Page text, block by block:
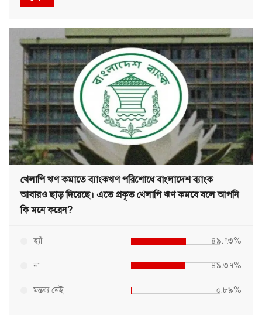
খেলাপি ঋণ কমাতে ব্যাংকঋণ পরিশোধে বাংলাদেশ ব্যাংক
আবারও ছাড় দিয়েছে। এতে প্রকৃত খেলাপি ঋণ কমবে বলে আপনি
কি মনে করেন?
হ্যাঁ ৪৯.৭৩%
না ৪৯.৩৭%
মন্তব্য নেই ০.৮৯%